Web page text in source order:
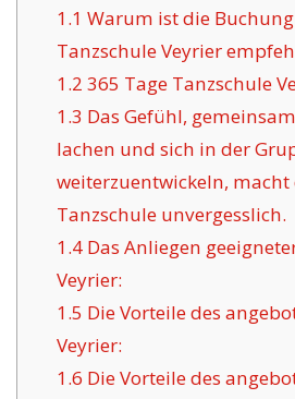
1.1 Warum ist die
Tanzschule Veyrier
1.2 365 Tage Tanzschule
1.3 Das Gefühl,
lachen und sich in der
weiterzuentwickeln, macht
Tanzschule unvergesslich.
1.4Das Anliegen
Veyrier:
1.5 Die Vorteile des
Veyrier:
1.6 Die Vorteile des